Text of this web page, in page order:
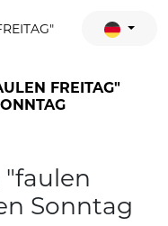
FREITAG"
Sonntag